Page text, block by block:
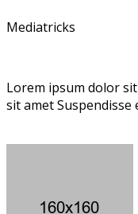
Mediatricks
Lorem ipsum dolor
sit amet Suspendisse